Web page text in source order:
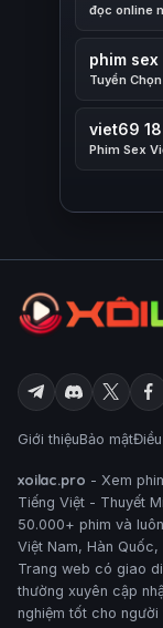
đọc online
phim sex
Tuyển
viet69
Phim Sex
Giới thiệuBảo mật
xoilac.pro - Xem
Tiếng Việt - Thuyết
50.000+ phim và
Việt Nam, Hàn Quốc,
Trang web có giao
thường xuyên cập
nghiệm tốt cho người